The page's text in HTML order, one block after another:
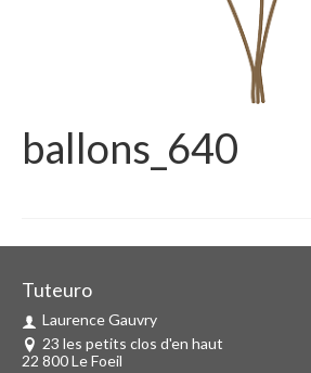
ballons_640
Tuteuro
Laurence Gauvry
23 les petits clos d'en haut
22 800 Le Foeil